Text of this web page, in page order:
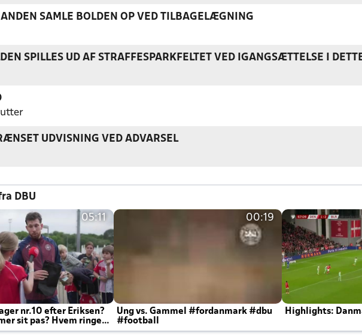
SAMLE BOLDEN OP VED TILBAGELÆGNING
SPILLES UD AF STRAFFESPARKFELTET VED IGANGSÆTTELSE I
UDVISNING VED ADVARSEL
DBU
05:11
nr.10 efter Eriksen?
sit pas? Hvem ringer
til efter kampe?
00:19
Ung vs. Gammel #fordanmark #dbu
#football
Highlights: